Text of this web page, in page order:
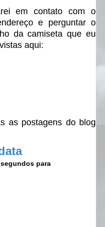
em contato com o
e perguntar o
da camiseta que eu
aqui:
as postagens do blog
para